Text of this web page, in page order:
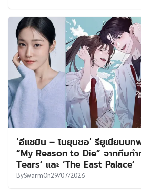
‘อีแชมิน – โนยุนซอ’ รียูเนียนบท
“My Reason to Die” จากทีมก
Tears’ และ ‘The East Palace’
BySwarmOn29/07/2026